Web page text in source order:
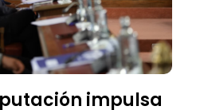
impulsa